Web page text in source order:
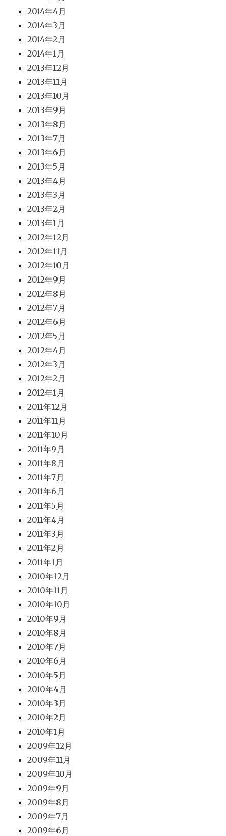
2014年4月
2014年3月
2014年2月
2014年1月
2013年12月
2013年11月
2013年10月
2013年9月
2013年8月
2013年7月
2013年6月
2013年5月
2013年4月
2013年3月
2013年2月
2013年1月
2012年12月
2012年11月
2012年10月
2012年9月
2012年8月
2012年7月
2012年6月
2012年5月
2012年4月
2012年3月
2012年2月
2012年1月
2011年12月
2011年11月
2011年10月
2011年9月
2011年8月
2011年7月
2011年6月
2011年5月
2011年4月
2011年3月
2011年2月
2011年1月
2010年12月
2010年11月
2010年10月
2010年9月
2010年8月
2010年7月
2010年6月
2010年5月
2010年4月
2010年3月
2010年2月
2010年1月
2009年12月
2009年11月
2009年10月
2009年9月
2009年8月
2009年7月
2009年6月